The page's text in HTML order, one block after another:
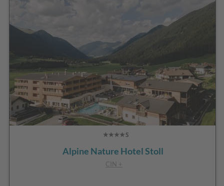
Alpine Nature Hotel Stoll
CIN +